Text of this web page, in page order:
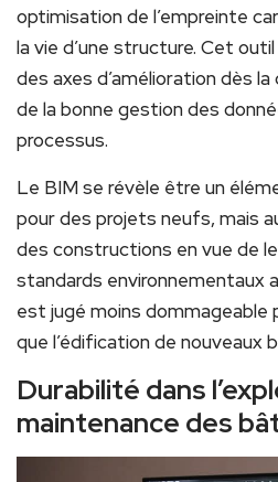
optimisation de l’empreinte
la vie d’une structure. Cet
des axes d’amélioration dès
de la bonne gestion des
processus.
Le BIM se révèle être un
pour des projets neufs, mais
des constructions en vue de
standards environnementaux
est jugé moins dommageable
que l’édification de nouveaux
Durabilité dans
maintenance des